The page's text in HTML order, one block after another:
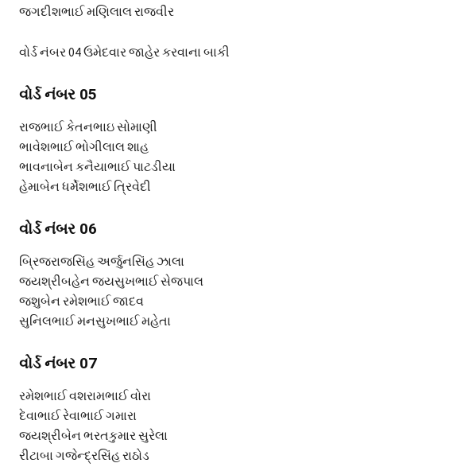
જગદીશભાઈ મણિલાલ રાજવીર
વોર્ડ નંબર 04 ઉમેદવાર જાહેર કરવાના બાકી
વોર્ડ નંબર 05
રાજભાઈ કેતનભાઇ સોમાણી
ભાવેશભાઈ ભોગીલાલ શાહ
ભાવનાબેન કનૈયાભાઈ પાટડીયા
હેમાબેન ધર્મેશભાઈ ત્રિવેદી
વોર્ડ નંબર 06
બ્રિજરાજસિંહ અર્જુનસિંહ ઝાલા
જયશ્રીબહેન જયસુખભાઈ સેજપાલ
જશુબેન રમેશભાઈ જાદવ
સુનિલભાઈ મનસુખભાઈ મહેતા
વોર્ડ નંબર 07
રમેશભાઈ વશરામભાઈ વોરા
દેવાભાઈ રેવાભાઈ ગમારા
જયશ્રીબેન ભરતકુમાર સુરેલા
રીટાબા ગજેન્દ્રસિંહ રાઠોડ